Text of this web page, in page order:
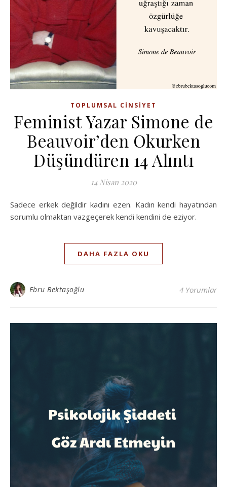
TOPLUMSAL CINSIYET
Feminist Yazar Simone de
Beauvoir’den Okurken
Düşündüren 14 Alıntı
14 Nisan 2020
Sadece erkek değildir kadını ezen. Kadın kendi hayatından
sorumlu olmaktan vazgeçerek kendi kendini de eziyor.
DAHA FAZLA OKU
Ebru Bektaşoğlu 4 Yorumlar